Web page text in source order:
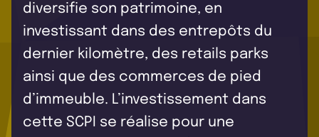
diversifie son patrimoine, en
investissant dans des entrepôts du
dernier kilomètre, des retails parks
ainsi que des commerces de pied
d’immeuble. L’investissement dans
cette SCPI se réalise pour une